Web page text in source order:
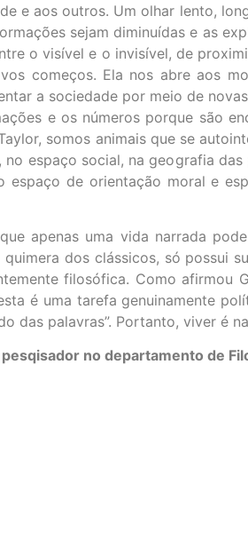
e aos outros. Um olhar lento,
sejam diminuídas e as
o visível e o invisível, de
começos. Ela nos abre aos
a sociedade por meio de
e os números porque são
somos animais que se
espaço social, na geografia
de orientação moral e
apenas uma vida narrada
dos clássicos, só possui
filosófica. Como
é uma tarefa genuinamente
das palavras”. Portanto, viver é
no departamento de